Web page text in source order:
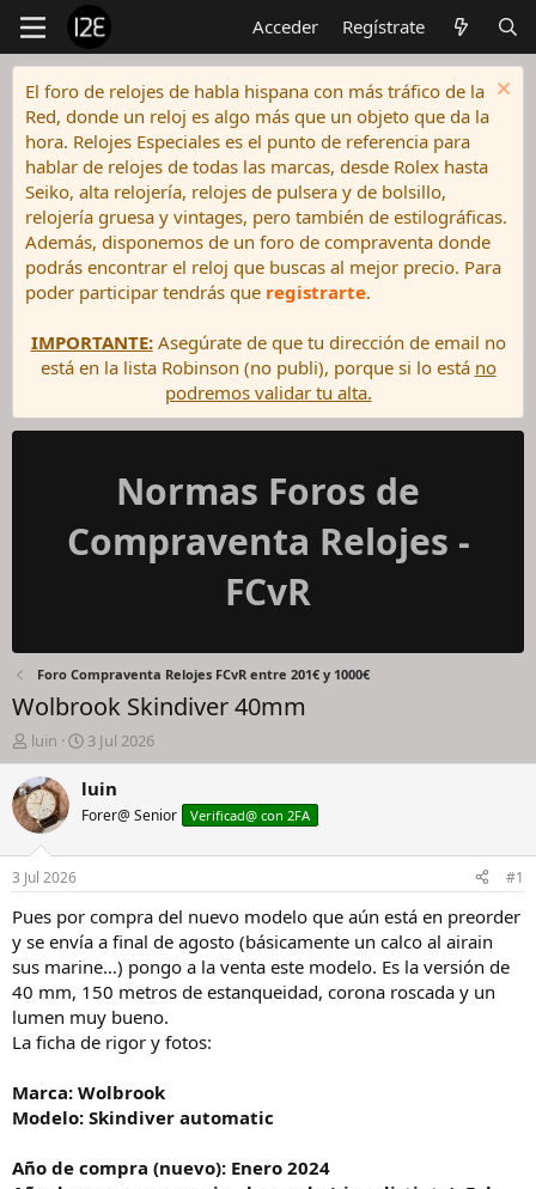
Acceder Regístrate
El foro de relojes de habla hispana con más tráfico de la
Red, donde un reloj es algo más que un objeto que da la
hora. Relojes Especiales es el punto de referencia para
hablar de relojes de todas las marcas, desde Rolex hasta
Seiko, alta relojería, relojes de pulsera y de bolsillo,
relojería gruesa y vintages, pero también de estilográficas.
Además, disponemos de un foro de compraventa donde
podrás encontrar el reloj que buscas al mejor precio. Para
poder participar tendrás que registrarte.
IMPORTANTE:Asegúrate de que tu dirección de email no
está en la lista Robinson (no publi), porque si lo está no
podremos validar tu alta.
Normas Foros de
Compraventa Relojes -
FCvR
Foro Compraventa Relojes FCvR entre 201€ y 1000€
Wolbrook Skindiver 40mm
I
n
i
c
i
a
d
o
r
e
l
h
i
l
luin
F
e
c
a
i
n
c
o
3 Jul 2026
luin
Forer@ Senior Verificad@ con 2FA
3 Jul 2026 #1
Pues por compra del nuevo modelo que aún está en preorder
y se envía a final de agosto (básicamente un calco al airain
sus marine…) pongo a la venta este modelo. Es la versión de
40 mm, 150 metros de estanqueidad, corona roscada y un
lumen muy bueno.
La ficha de rigor y fotos:
Marca: Wolbrook
Modelo: Skindiver automatic
Año de compra (nuevo): Enero 2024